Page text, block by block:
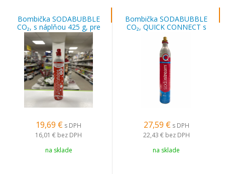
Bombička SODABUBBLE
CO₂, s náplňou 425 g, pre
výrobník sódy
19,69 € s DPH
16,01 € bez DPH
na sklade
Bombička SODABUBBLE
CO₂, QUICK CONNECT s
náplňou 425 g, pre výrobník
sódy
27,59 € s DPH
22,43 € bez DPH
na sklade